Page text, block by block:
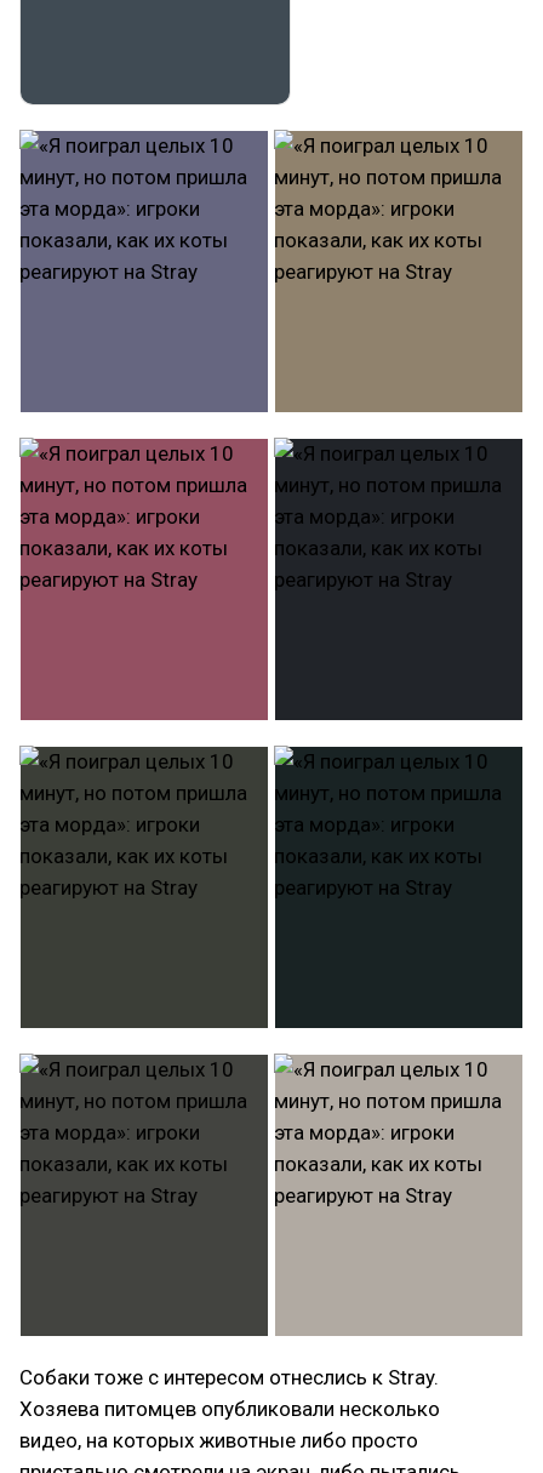
Собаки тоже с интересом отнеслись к Stray.
Хозяева питомцев опубликовали несколько
видео, на которых животные либо просто